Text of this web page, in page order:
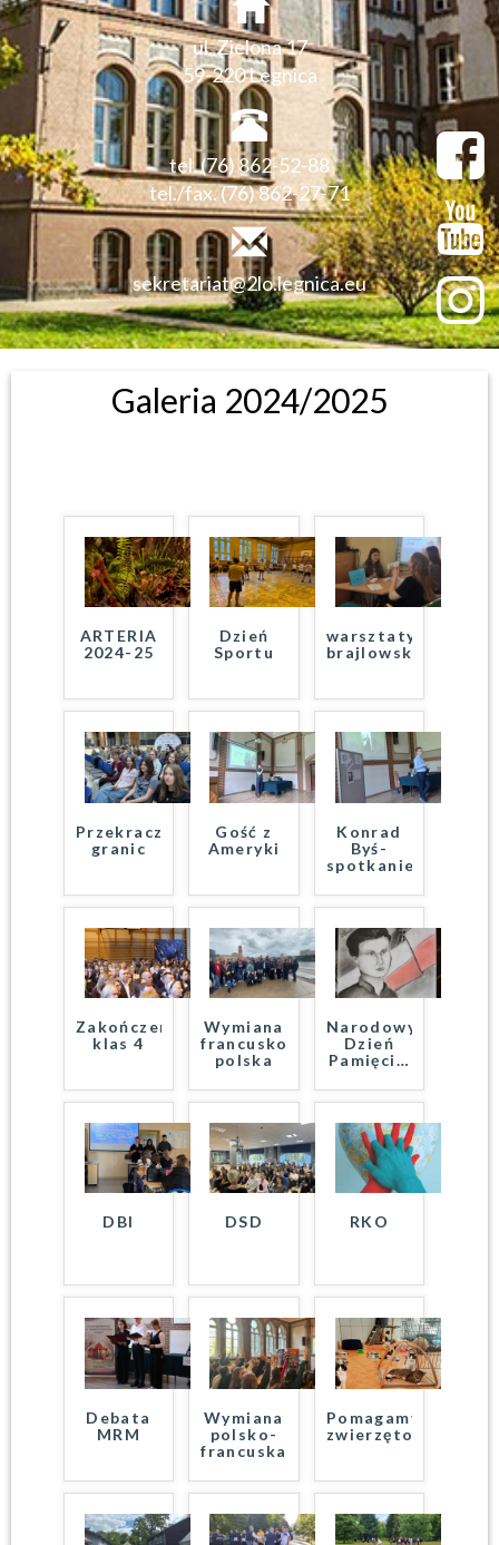
ul. Zielona 17
59-220 Legnica
tel. (76) 862-52-88
tel./fax. (76) 862-27-71
sekretariat@2lo.legnica.eu
Galeria 2024/2025
ARTERIA
2024-25
Dzień
Sportu
warsztaty
brajlowskie
Przekraczanie
granic
Gość z
Ameryki
Konrad
Byś-
spotkanie
Zakończenie
klas 4
Wymiana
francusko-
polska
Narodowy
Dzień
Pamięci…
DBI DSD RKO
Debata
MRM
Wymiana
polsko-
francuska
Pomagamy
zwierzętom